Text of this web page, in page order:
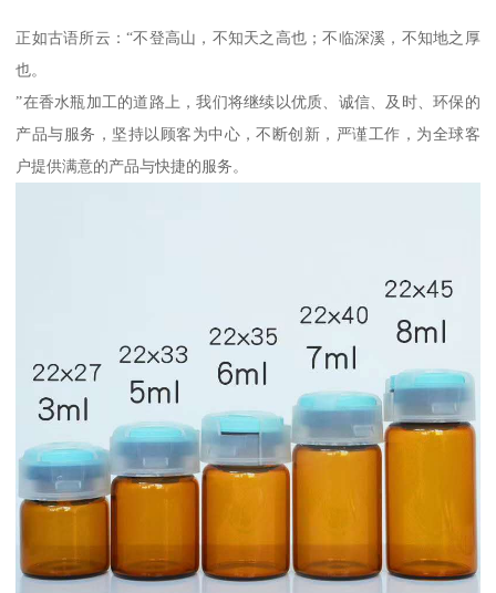
正如古语所云：“不登高山，不知天之高也；不临深溪，不知地之厚
也。
”在香水瓶加工的道路上，我们将继续以优质、诚信、及时、环保的
产品与服务，坚持以顾客为中心，不断创新，严谨工作，为全球客
户提供满意的产品与快捷的服务。